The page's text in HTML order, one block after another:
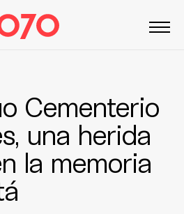
Cementerio
una herida
la memoria